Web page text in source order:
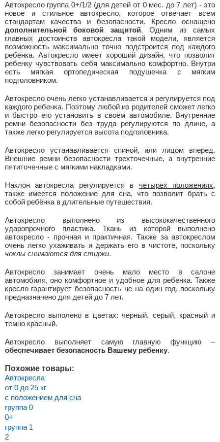
Автокресло группа 0+/1/2 (для детей от 0 мес. до 7 лет) - это
новое и стильное автокресло, которое отвечает всем
стандартам качества и безопасности. Кресло оснащено
дополнительной боковой защитой. Одним из самых
главных достоинств автокресла такой модели, является
возможность максимально точно подстроится под каждого
ребенка. Автокресло имеет хороший дизайн, что позволит
ребенку чувствовать себя максимально комфортно. Внутри
есть мягкая ортопедическая подушечка с мягким
подголовником.
Автокресло очень легко устанавливается и регулируется под
каждого ребенка. Поэтому любой из родителей сможет легко
и быстро его установить в своём автомобиле. Внутренние
ремни безопасности без труда регулируются по длине, а
также легко регулируется высота подголовника.
Автокресло устанавливается спиной, или лицом вперед.
Внешние ремни безопасности трехточечные, а внутренние
пятиточечные с мягкими накладками.
Наклон автокресла регулируется в четырех положениях,
также имеется положение для сна, что позволит брать с
собой ребёнка в длительные путешествия.
Автокресло выполнено из высококачественного
ударопрочного пластика. Ткань из которой выполнено
автокресло - прочная и практичная. Также за автокреслом
очень легко ухаживать и держать его в чистоте, поскольку
чехлы снимаются для стирки.
Автокресло занимает очень мало место в салоне
автомобиля, оно комфортное и удобное для ребенка. Также
кресло гарантирует безопасность не на один год, поскольку
предназначено для детей до 7 лет.
Автокресло выполено в цветах: черный, серый, красный и
темно красный.
Автокресло выполняет самую главную функцию –
обеспечивает безопасность Вашему ребенку.
Похожие товары:
Автокресла
от 0 до 25 кг
с положением для сна
группа 0
0+
группа 1
2